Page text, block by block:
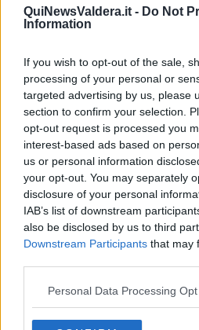
QuiNewsValdera.it - Do Not
Information
If you wish to opt-out of the sale,
processing of your personal or
targeted advertising by us, please
section to confirm your selection.
opt-out request is processed you
interest-based ads based on
us or personal information
your opt-out. You may separately
disclosure of your personal
IAB’s list of downstream
also be disclosed by us to third
Downstream Participants that may
Personal Data Processing
Poggini. L'appuntamento era in
sindaco non si è presentato.
affrontato.Prendiamo atto anche di
Poggini meritano attenzione, rispetto
a chiedere che chi amministra questo
responsabilità di ascoltare la propria
Vogliamo trasparenza".
Tempestiva però arriva la replica del
ha specificato: "a proposito del parco
faccio presente
che stamani sabato
appuntamento con il Comitato
sostenitore aveva fatto richiesta di
segreteria ha risposto che gli
possibile fissare l'incontro. Scambiare
appuntamento per un appuntamento
Resta ferma però la questione di base. "